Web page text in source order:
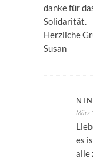
danke für
Solidarität.
Herzliche
Susan
März
es
alle